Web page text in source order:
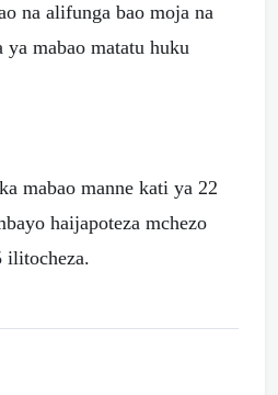
na alifunga bao moja na
mabao matatu huku
mabao manne kati ya 22
haijapoteza mchezo
ilitocheza.